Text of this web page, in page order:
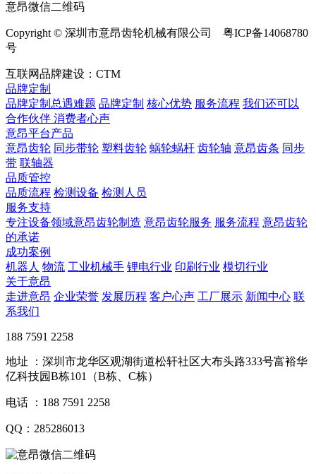
意昂微信二维码
Copyright © 深圳市意昂齿轮机械有限公司 粤ICP备14068780
号
互联网品牌建设：CTM
品牌定制
品牌定制总遇难题 品牌定制 核心优势 服务流程 我们还可以
合作伙伴 ​ 消费者心声
意昂平台产品
意昂齿轮 同步带轮 塑料齿轮 蜗轮蜗杆 齿轮轴 意昂齿条 同步
带 联轴器
品质管控
品质流程 检测设备 检测人员
服务支持
专注设备领域意昂齿轮制造 意昂齿轮服务 服务流程 意昂齿轮
的承诺
成功案例
机器人 物流 工业机械手 锂电行业 印刷行业 模切行业
关于意昂
走进意昂 企业荣誉 发展历程 客户心声 工厂展示 新闻中心 联
系我们
188 7591 2258
地址 ：深圳市龙华区观湖街道松轩社区大布头路333号富裕华
亿科技园B栋101（B栋、C栋）
电话 ：188 7591 2258
QQ：285286013